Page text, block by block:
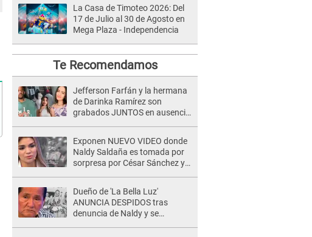
La Casa de Timoteo 2026: Del
17 de Julio al 30 de Agosto en
Mega Plaza - Independencia
Te Recomendamos
Jefferson Farfán y la hermana
de Darinka Ramírez son
grabados JUNTOS en ausencia
Exponen NUEVO VIDEO donde
Naldy Saldaña es tomada por
sorpresa por César Sánchez y
Dueño de 'La Bella Luz'
ANUNCIA DESPIDOS tras
denuncia de Naldy y se